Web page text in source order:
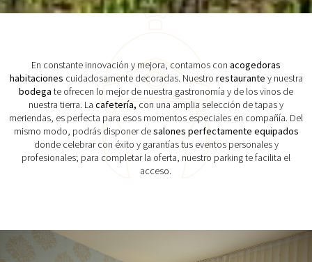
En constante innovación y mejora, contamos con acogedoras
habitaciones cuidadosamente decoradas. Nuestro restaurante y nuestra
bodega te ofrecen lo mejor de nuestra gastronomía y de los vinos de
nuestra tierra. La cafetería, con una amplia selección de tapas y
meriendas, es perfecta para esos momentos especiales en compañía. Del
mismo modo, podrás disponer desalones perfectamente equipados
donde celebrar con éxito y garantías tus eventos personales y
profesionales; para completar la oferta, nuestro parking te facilita el
acceso.